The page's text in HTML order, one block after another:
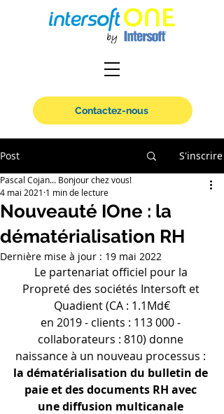
Contactez-nous
Post S'inscrire
Nouveauté IOne : la
dématérialisation RH
Pascal Cojan... Bonjour chez vous!
4 mai 2021 1 min de lecture
Dernière mise à jour : 19 mai 2022
Le partenariat officiel pour la
Propreté des sociétés Intersoft et
Quadient (CA : 1.1Md€
en 2019 - clients : 113 000 -
collaborateurs : 810) donne
naissance à un nouveau processus :
la dématérialisation du bulletin de
paie et des documents RH avec
une diffusion multicanale